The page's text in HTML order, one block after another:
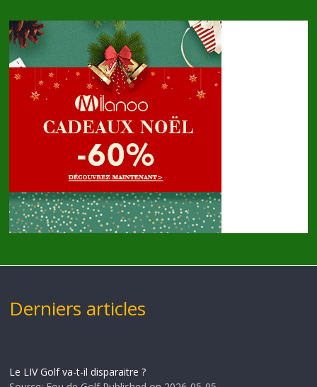
Derniers articles
Le LIV Golf va-t-il disparaitre ?